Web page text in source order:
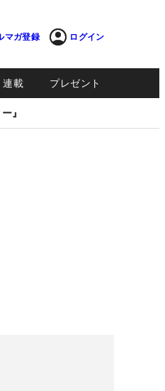
マガ登録 ログイン
連載 プレゼント
』